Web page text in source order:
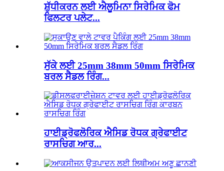
ਸ਼ੁੱਧੀਕਰਨ ਲਈ ਐਲੂਮਿਨਾ ਸਿਰੇਮਿਕ ਫੋਮ
ਫਿਲਟਰ ਪਲੇਟ...
ਸੁੱਕੇ ਲਈ 25mm 38mm 50mm ਸਿਰੇਮਿਕ
ਬਰਲ ਸੈਡਲ ਰਿੰਗ...
ਹਾਈਡ੍ਰੋਫਲੋਰਿਕ ਐਸਿਡ ਰੋਧਕ ਗ੍ਰੇਫਾਈਟ
ਰਾਸਚਿਗ ਆਰ...